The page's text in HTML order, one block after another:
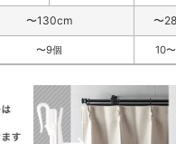
〜130cm 〜
〜9個 10